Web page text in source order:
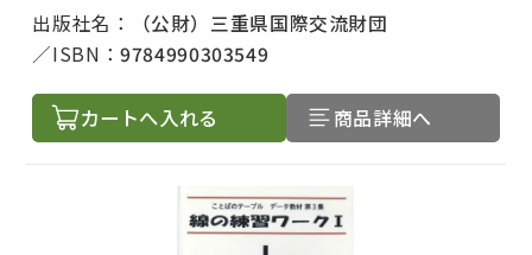
出版社名：
（公財）三重県国際交流財団
ISBN：9784990303549
カートへ入れる 商品詳細へ